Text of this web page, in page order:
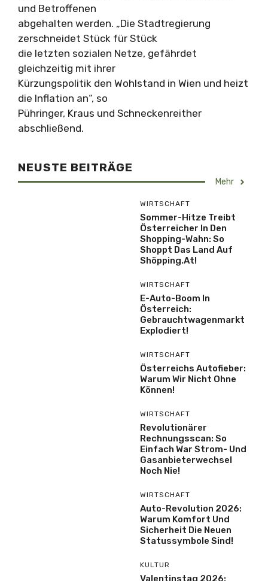
und Betroffenen
abgehalten werden. „Die Stadtregierung
zerschneidet Stück für Stück
die letzten sozialen Netze, gefährdet
gleichzeitig mit ihrer
Kürzungspolitik den Wohlstand in Wien und heizt
die Inflation an“, so
Pühringer, Kraus und Schneckenreither
abschließend.
NEUSTE BEITRÄGE
Mehr
WIRTSCHAFT
Sommer-Hitze Treibt
Österreicher In Den
Shopping-Wahn: So
Shoppt Das Land Auf
Shöpping.at!
WIRTSCHAFT
E-Auto-Boom In
Österreich:
Gebrauchtwagenmarkt
Explodiert!
WIRTSCHAFT
Österreichs Autofieber:
Warum Wir Nicht Ohne
Können!
WIRTSCHAFT
Revolutionärer
Rechnungsscan: So
Einfach War Strom- Und
Gasanbieterwechsel
Noch Nie!
WIRTSCHAFT
Auto-Revolution 2026:
Warum Komfort Und
Sicherheit Die Neuen
Statussymbole Sind!
KULTUR
Valentinstag 2026: